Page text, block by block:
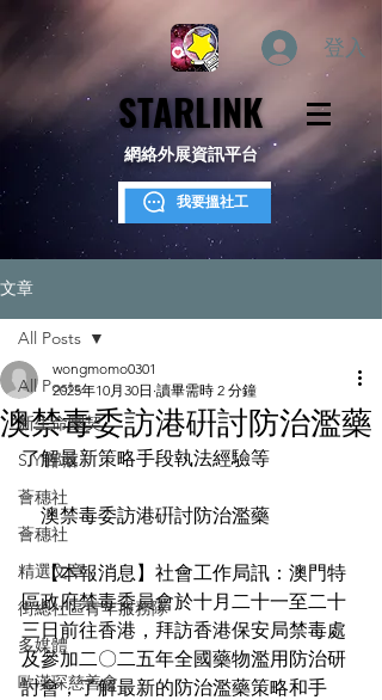
登入
STARLINK
STARLINK
網絡外展資訊平台
我要搵社工
文章
All Posts
新生命團契
S.Y.部落
薈穗社
薈穗社
精選文章
街總社區青年服務隊
多媒體
歐漢琛慈善會
All Posts
澳禁毒委訪港硏討防治濫藥
wongmomo0301
2025年10月30日 讀畢需時 2 分鐘
了解最新策略手段執法經驗等
澳禁毒委訪港硏討防治濫藥
【本報消息】社會工作局訊：澳門特
區政府禁毒委員會於十月二十一至二十
三日前往香港，拜訪香港保安局禁毒處
及參加二〇二五年全國藥物濫用防治研
討會，了解最新的防治濫藥策略和手